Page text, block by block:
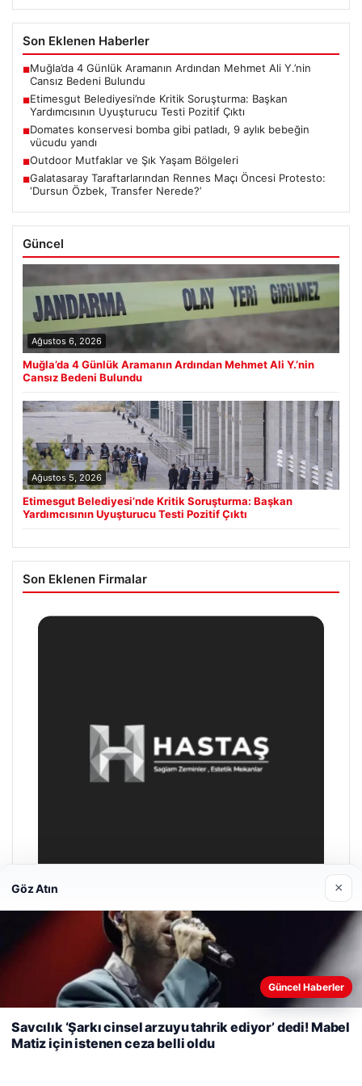
Son Eklenen Haberler
■Muğla’da 4 Günlük Aramanın Ardından Mehmet Ali Y.’nin
Cansız Bedeni Bulundu
■Etimesgut Belediyesi’nde Kritik Soruşturma: Başkan
Yardımcısının Uyuşturucu Testi Pozitif Çıktı
■Domates konservesi bomba gibi patladı, 9 aylık bebeğin
vücudu yandı
■Outdoor Mutfaklar ve Şık Yaşam Bölgeleri
■Galatasaray Taraftarlarından Rennes Maçı Öncesi Protesto:
‘Dursun Özbek, Transfer Nerede?’
Güncel
Ağustos 6, 2026
Muğla’da 4 Günlük Aramanın Ardından Mehmet Ali Y.’nin
Cansız Bedeni Bulundu
Ağustos 5, 2026
Etimesgut Belediyesi’nde Kritik Soruşturma: Başkan
Yardımcısının Uyuşturucu Testi Pozitif Çıktı
Son Eklenen Firmalar
Prenses Night Club
Web sitemizi nasıl kullandığınızı daha iyi anlayabilmek,
deneyiminizi kişiselleştirmek ve geliştirmek amacıyla çerezler
kullanıyoruz.
Çerez Politikamız
Reddet Kabul Et
Göz Atın ×
Güncel Haberler
Savcılık ‘Şarkı cinsel arzuyu tahrik ediyor’ dedi! Mabel
Matiz için istenen ceza belli oldu